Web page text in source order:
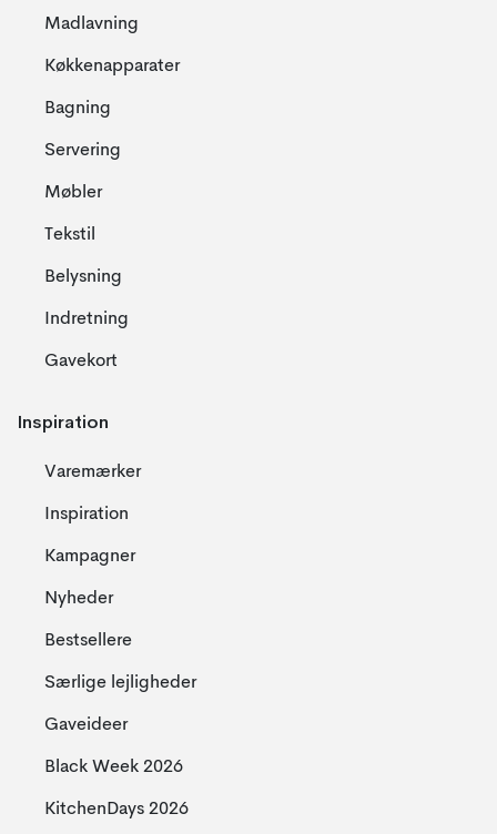
Madlavning
Køkkenapparater
Bagning
Servering
Møbler
Tekstil
Belysning
Indretning
Gavekort
Inspiration
Varemærker
Inspiration
Kampagner
Nyheder
Bestsellere
Særlige lejligheder
Gaveideer
Black Week 2026
KitchenDays 2026